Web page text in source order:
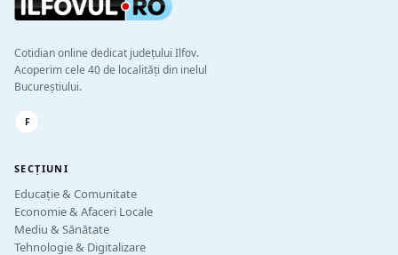
Cotidian online dedicat județului Ilfov.
Acoperim cele 40 de localități din inelul
Bucureștiului.
F
SECȚIUNI
Educație & Comunitate
Economie & Afaceri Locale
Mediu & Sănătate
Tehnologie & Digitalizare